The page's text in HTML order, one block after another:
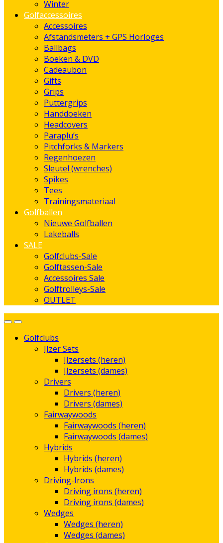
Winter
Golfaccessoires
Accessoires
Afstandsmeters + GPS Horloges
Ballbags
Boeken & DVD
Cadeaubon
Gifts
Grips
Puttergrips
Handdoeken
Headcovers
Paraplu’s
Pitchforks & Markers
Regenhoezen
Sleutel (wrenches)
Spikes
Tees
Trainingsmateriaal
Golfballen
Nieuwe Golfballen
Lakeballs
SALE
Golfclubs-Sale
Golftassen-Sale
Accessoires Sale
Golftrolleys-Sale
OUTLET
Golfclubs
IJzer Sets
IJzersets (heren)
IJzersets (dames)
Drivers
Drivers (heren)
Drivers (dames)
Fairwaywoods
Fairwaywoods (heren)
Fairwaywoods (dames)
Hybrids
Hybrids (heren)
Hybrids (dames)
Driving-Irons
Driving irons (heren)
Driving irons (dames)
Wedges
Wedges (heren)
Wedges (dames)